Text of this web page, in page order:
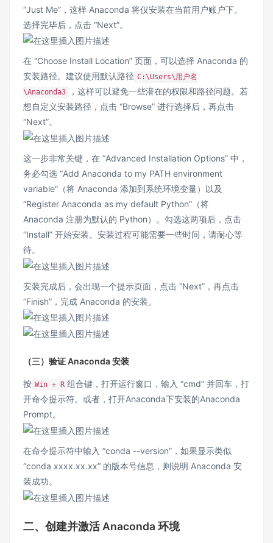
“Just Me”，这样 Anaconda 将仅安装在当前用户账户下。
选择完毕后，点击 “Next”。
在 “Choose Install Location” 页面，可以选择 Anaconda 的
安装路径。建议使用默认路径 C:\Users\用户名
\Anaconda3
，这样可以避免一些潜在的权限和路径问题。若
想自定义安装路径，点击 “Browse” 进行选择后，再点击
“Next”。
这一步非常关键，在 “Advanced Installation Options” 中，
务必勾选 “Add Anaconda to my PATH environment
variable”（将 Anaconda 添加到系统环境变量）以及
“Register Anaconda as my default Python”（将
Anaconda 注册为默认的 Python）。勾选这两项后，点击
“Install” 开始安装。安装过程可能需要一些时间，请耐心等
待。
安装完成后，会出现一个提示页面，点击 “Next”，再点击
“Finish”，完成 Anaconda 的安装。
（三）验证 Anaconda 安装
按 Win + R 组合键，打开运行窗口，输入 “cmd” 并回车，打
开命令提示符。或者，打开Anaconda下安装的Anaconda
Prompt。
在命令提示符中输入 “conda --version”，如果显示类似
“conda xxxx.xx.xx” 的版本号信息，则说明 Anaconda 安
装成功。
二、创建并激活 Anaconda 环境